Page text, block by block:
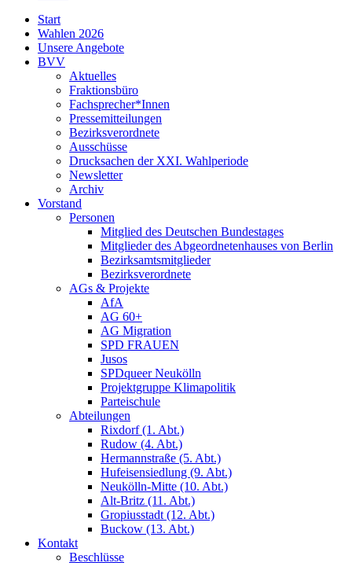
Start
Wahlen 2026
Unsere Angebote
BVV
Aktuelles
Fraktionsbüro
Fachsprecher*Innen
Pressemitteilungen
Bezirksverordnete
Ausschüsse
Drucksachen der XXI. Wahlperiode
Newsletter
Archiv
Vorstand
Personen
Mitglied des Deutschen Bundestages
Mitglieder des Abgeordnetenhauses von Berlin
Bezirksamtsmitglieder
Bezirksverordnete
AGs & Projekte
AfA
AG 60+
AG Migration
SPD FRAUEN
Jusos
SPDqueer Neukölln
Projektgruppe Klimapolitik
Parteischule
Abteilungen
Rixdorf (1. Abt.)
Rudow (4. Abt.)
Hermannstraße (5. Abt.)
Hufeisensiedlung (9. Abt.)
Neukölln-Mitte (10. Abt.)
Alt-Britz (11. Abt.)
Gropiusstadt (12. Abt.)
Buckow (13. Abt.)
Kontakt
Beschlüsse